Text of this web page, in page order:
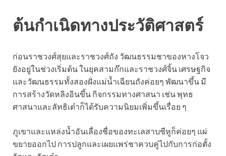
ต้นกำเนิดทางประวัติศาสตร์
ก่อนราชวงศ์สุยและราชวงศ์ถัง วัฒนธรรมชาของหางโจว
ยังอยู่ในช่วงเริ่มต้น ในยุคสามก๊กและราชวงศ์จิ้น เศรษฐกิจ
และวัฒนธรรมทั้งสองฝั่งแม่น้ำเฉียนถังค่อยๆ พัฒนาขึ้น มี
การสร้างวัดหลิงอินขึ้น กิจกรรมทางศาสนา เช่น พุทธ
ศาสนาและลัทธิเต๋าก็ได้รับความนิยมเพิ่มขึ้นเรื่อย ๆ
ภูเขาและแหล่งน้ำอันเลื่องชื่อของทะเลสาบซีหูก็ค่อยๆ แผ่
ขยายออกไป การปลูกและเผยแพร่ชาควบคู่ไปกับการก่อตั้ง